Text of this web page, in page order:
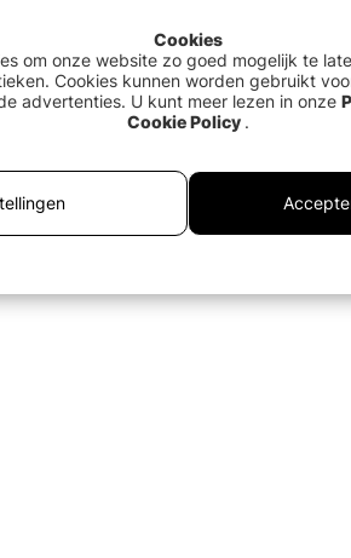
Cookies
om onze website zo goed mogelijk te
Cookies kunnen worden gebruikt
advertenties. U kunt meer lezen in onze
Cookie Policy .